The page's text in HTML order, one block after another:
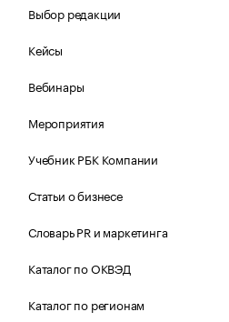
Выбор редакции
Кейсы
Вебинары
Мероприятия
Учебник РБК Компании
Статьи о бизнесе
Словарь PR и маркетинга
Каталог по ОКВЭД
Каталог по регионам